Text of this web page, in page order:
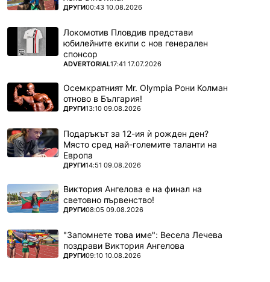
ПОВЕЧЕ ОТ
ДРУГИ00:43 10.08.2026
Локомотив Пловдив представи
юбилейните екипи с нов генерален
спонсор
ПОВЕЧЕ ОТ
ADVERTORIAL17:41 17.07.2026
Осемкратният Mr. Olympia Рони Колман
отново в България!
ПОВЕЧЕ ОТ
ДРУГИ13:10 09.08.2026
Подаръкът за 12-ия ѝ рожден ден?
Място сред най-големите таланти на
Европа
ПОВЕЧЕ ОТ
ДРУГИ14:51 09.08.2026
Виктория Ангелова е на финал на
световно първенство!
ПОВЕЧЕ ОТ
ДРУГИ08:05 09.08.2026
"Запомнете това име": Весела Лечева
поздрави Виктория Ангелова
ПОВЕЧЕ ОТ
ДРУГИ09:10 10.08.2026